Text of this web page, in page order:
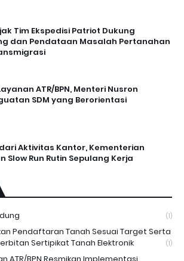
Tim Ekspedisi Patriot Dukung
dan Pendataan Masalah Pertanahan
ATR/BPN, Menteri Nusron
SDM yang Berorientasi
Aktivitas Kantor, Kementerian
Slow Run Rutin Sepulang Kerja
(1)
Pendaftaran Tanah Sesuai Target Serta
Sertipikat Tanah Elektronik
(1)